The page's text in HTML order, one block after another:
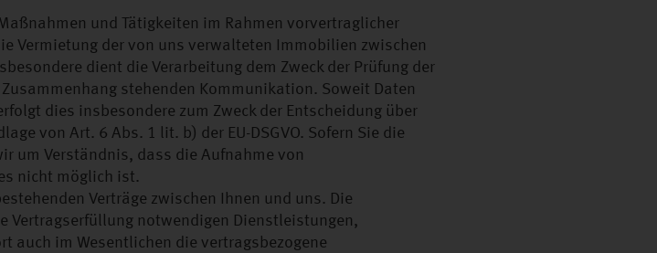
und Tätigkeiten im Rahmen vorvertraglicher
Vermietung der von uns verwalteten Immobilien zwischen
dient die Verarbeitung dem Zweck der Prüfung der
stehenden Kommunikation. Soweit Daten
dies insbesondere zum Zweck der Entscheidung über
von Art. 6 Abs. 1 lit. b) der EU-DSGVO. Sofern Sie die
um Verständnis, dass die Aufnahme von
nicht möglich ist.
Verträge zwischen Ihnen und uns. Die
Vertragserfüllung notwendigen Dienstleistungen,
auch im Wesentlichen die vertragsbezogene